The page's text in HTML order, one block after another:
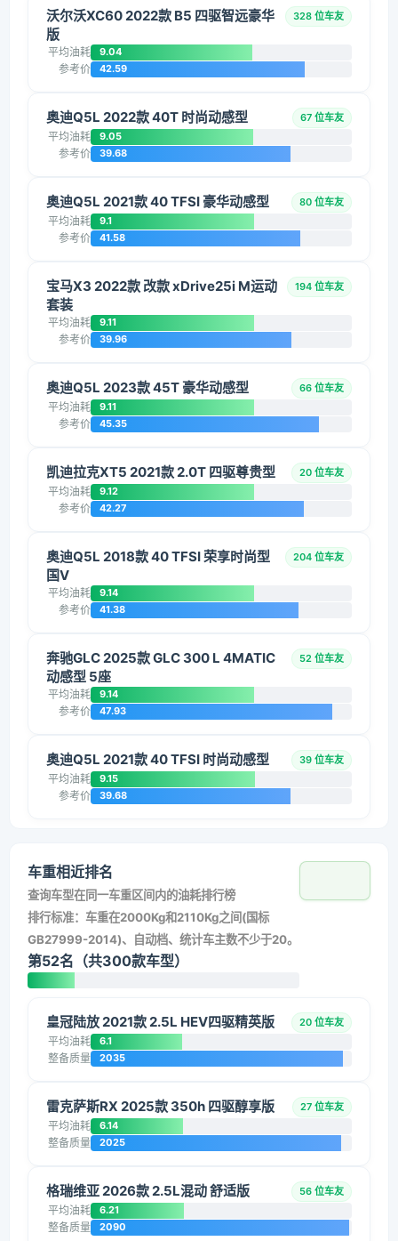
沃尔沃XC60 2022款 B5 四驱智远豪华
版
328 位车友
平均油耗 9.04
参考价 42.59
奥迪Q5L 2022款 40T 时尚动感型 67 位车友
平均油耗 9.05
参考价 39.68
奥迪Q5L 2021款 40 TFSI 豪华动感型 80 位车友
平均油耗 9.1
参考价 41.58
宝马X3 2022款 改款 xDrive25i M运动
套装
194 位车友
平均油耗 9.11
参考价 39.96
奥迪Q5L 2023款 45T 豪华动感型 66 位车友
平均油耗 9.11
参考价 45.35
凯迪拉克XT5 2021款 2.0T 四驱尊贵型 20 位车友
平均油耗 9.12
参考价 42.27
奥迪Q5L 2018款 40 TFSI 荣享时尚型
国V
204 位车友
平均油耗 9.14
参考价 41.38
奔驰GLC 2025款 GLC 300 L 4MATIC
动感型 5座
52 位车友
平均油耗 9.14
参考价 47.93
奥迪Q5L 2021款 40 TFSI 时尚动感型 39 位车友
平均油耗 9.15
参考价 39.68
车重相近排名
查询车型在同一车重区间内的油耗排行榜
排行标准：车重在2000Kg和2110Kg之间(国标
GB27999-2014)、自动档、统计车主数不少于20。
第52名（共300款车型）
皇冠陆放 2021款 2.5L HEV四驱精英版 20 位车友
平均油耗 6.1
整备质量 2035
雷克萨斯RX 2025款 350h 四驱醇享版 27 位车友
平均油耗 6.14
整备质量 2025
格瑞维亚 2026款 2.5L混动 舒适版 56 位车友
平均油耗 6.21
整备质量 2090